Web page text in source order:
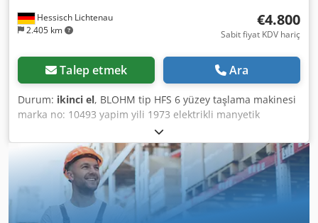
Hessisch Lichtenau
2.405 km
€4.800
Sabit fiyat KDV hariç
Talep etmek Ara
Durum: ikinci el, BLOHM tip HFS 6 yüzey taşlama makinesi
marka no: 10493 yapim yili 1973 elektrikli manyetik
sıkıştırma plakası 600 x 300 mm taşlama uzunluğu 600 mm
taşlama genişliği 400 mm Tabla boylamasına hareketi
maks. 650 mm Enine hareket 350 mm İş mili merkezi -
tabla yüzeyi mesafesi maks. 600 mm İş mili merkezi -
manyetik plaka mesafesi maks. 517 mm Sıkıştırma yüzeyi
tablası 1020 x 300 mm Taşlama taşı çapı 300 mm Taşlama
taşı genişliği 50 mm Taşlama taşı deliği 76 mm Tabla